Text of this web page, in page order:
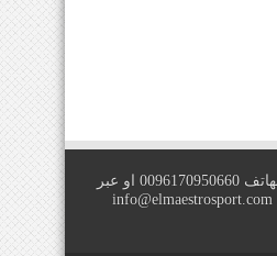
للتواصل معنا عبر الهاتف 0096170950660 او عبر
info@elmaestrosport.com